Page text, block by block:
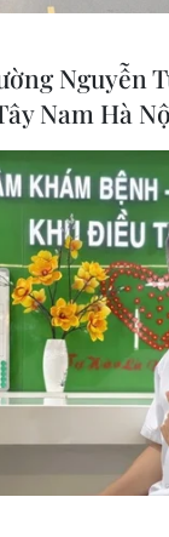
tác OpenAI
hình thành
nghệ chiến lược
đến nâng cao
tư nhân ở
ngũ lãnh đạo
Nguyễn
Nam Hà